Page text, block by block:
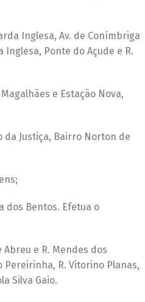
Inglesa, Av. de Conímbriga
Inglesa, Ponte do Açude e R.
e Estação Nova,
da Justiça, Bairro Norton de
dos Bentos. Efetua o
e R. Mendes dos
Pereirinha, R. Vitorino Planas,
Silva Gaio.